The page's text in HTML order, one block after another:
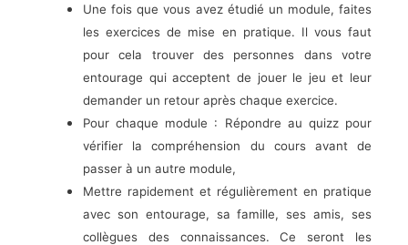
Une fois que vous avez étudié un module, faites
les exercices de mise en pratique. Il vous faut
pour cela trouver des personnes dans votre
entourage qui acceptent de jouer le jeu et leur
demander un retour après chaque exercice.
Pour chaque module : Répondre au quizz pour
vérifier la compréhension du cours avant de
passer à un autre module,
Mettre rapidement et régulièrement en pratique
avec son entourage, sa famille, ses amis, ses
collègues des connaissances. Ce seront les